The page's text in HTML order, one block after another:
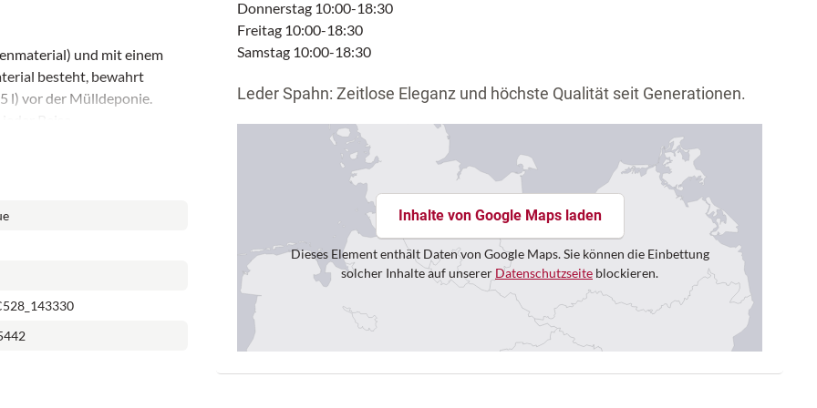
und mit einem
besteht, bewahrt
l) vor der Mülldeponie.
wenn du ihn brauchst
Federung – für
Komfort beim
oder Snacks
Donnerstag 10:00-18:30
Freitag 10:00-18:30
Samstag 10:00-18:30
Leder Spahn: Zeitlose Eleganz und höchste Qualität seit Generationen.
Inhalte von Google Maps laden
Dieses Element enthält Daten von Google Maps. Sie können die Einbettung
solcher Inhalte auf unserer Datenschutzseite blockieren.